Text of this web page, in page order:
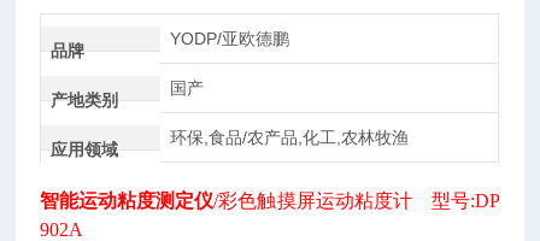
品牌
YODP/亚欧德鹏
产地类别
国产
应用领域
环保,食品/农产品,化工,农林牧渔
智能运动粘度测定仪/彩色触摸屏运动粘度计 型号:DP
902A